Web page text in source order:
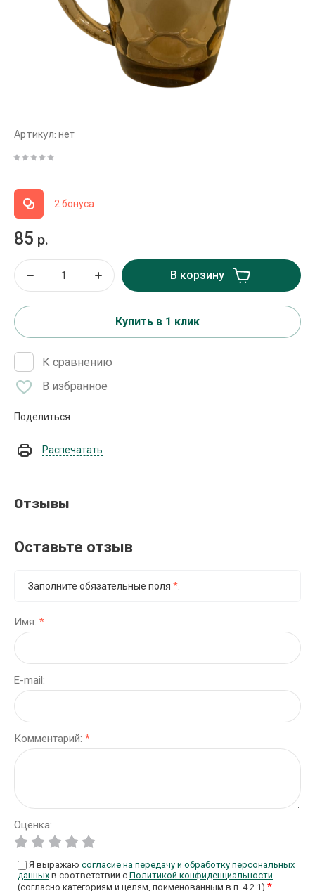
Артикул: нет
2 бонуса
85 р.
В корзину
Купить в 1 клик
К сравнению
В избранное
Поделиться
Распечатать
Отзывы
Оставьте отзыв
Заполните обязательные поля *.
Имя: *
E-mail:
Комментарий: *
Оценка:
Я выражаю согласие на передачу и обработку персональных
данных в соответствии с Политикой конфиденциальности
(согласно категориям и целям, поименованным в п. 4.2.1) *